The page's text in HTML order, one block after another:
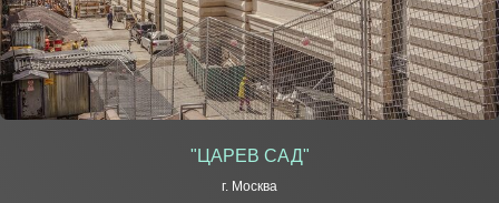
"ЦАРЕВ САД"
г. Москва